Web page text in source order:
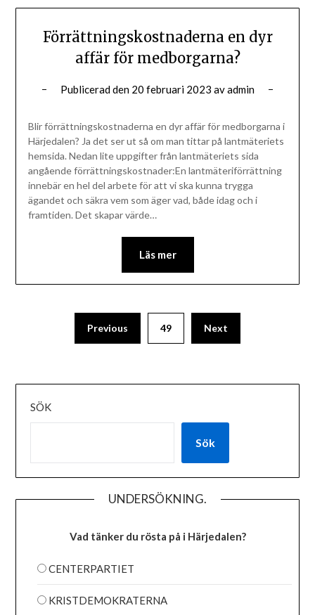
Förrättningskostnaderna en dyr
affär för medborgarna?
Publicerad den 20 februari 2023 avadmin
Blir förrättningskostnaderna en dyr affär för medborgarna i
Härjedalen? Ja det ser ut så om man tittar på lantmäteriets
hemsida. Nedan lite uppgifter från lantmäteriets sida
angående förrättningskostnader:En lantmäteriförrättning
innebär en hel del arbete för att vi ska kunna trygga
ägandet och säkra vem som äger vad, både idag och i
framtiden. Det skapar värde…
Läs mer
Previous 49 Next
SÖK
Sök
UNDERSÖKNING.
Vad tänker du rösta på i Härjedalen?
CENTERPARTIET
KRISTDEMOKRATERNA